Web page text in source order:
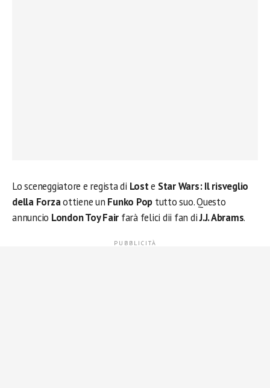
Lo sceneggiatore e regista di Loste Star Wars: Il risveglio
della Forzaottiene un Funko Pop tutto suo. Questo
annuncio London Toy Fair farà felici dii fan diJ.J. Abrams.